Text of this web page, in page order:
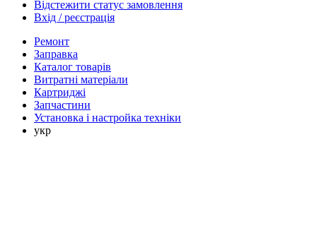
Відстежити статус замовлення
Вхід / реєстрація
Ремонт
Заправка
Каталог товарів
Витратні матеріали
Картриджі
Запчастини
Установка і настройка техніки
укр